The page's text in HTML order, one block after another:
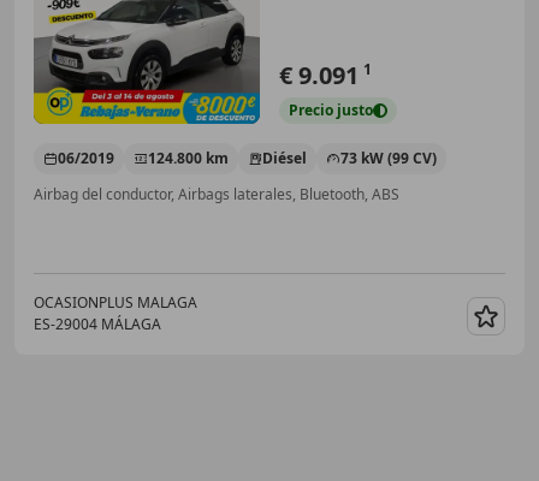
€ 9.091 1
Precio justo
06/2019 124.800 km Diésel
73 kW (99 CV)
Airbag del conductor, Airbags laterales, Bluetooth, ABS
OCASIONPLUS MALAGA
ES-29004 MÁLAGA